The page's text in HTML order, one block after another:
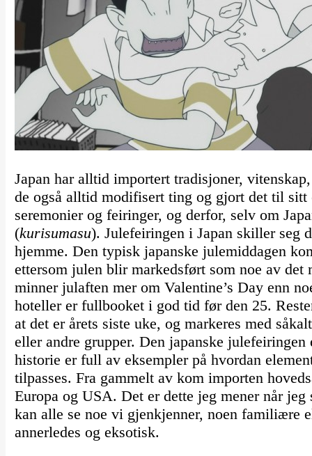
Japan har alltid importert tradisjoner,
de også alltid modifisert ting og gjort det til sitt
seremonier og feiringer, og derfor, selv om
(kurisumasu). Julefeiringen i Japan skiller seg
hjemme. Den typisk japanske julemiddagen
ettersom julen blir markedsført som noe av
minner julaften mer om Valentine’s Day enn
hoteller er fullbooket i god tid før den 25.
at det er årets siste uke, og markeres med
eller andre grupper. Den japanske julefeiringen
historie er full av eksempler på hvordan
tilpasses. Fra gammelt av kom importen
Europa og USA. Det er dette jeg mener når
kan alle se noe vi gjenkjenner, noen familiære
annerledes og eksotisk.